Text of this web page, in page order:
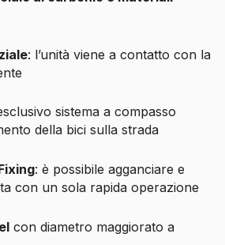
: l’unità viene a contatto con la
sistema a compasso
della bici sulla strada
: è possibile agganciare e
con un sola rapida operazione
con diametro maggiorato a